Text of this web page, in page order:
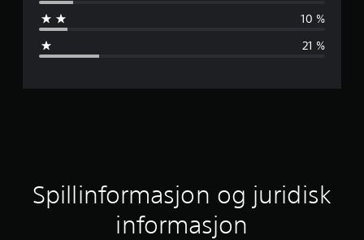
o
s
t
10 %
21 %
Spillinformasjon og juridisk
informasjon